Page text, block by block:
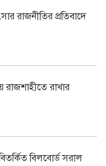
রাজনীতির প্রতিবাদে
রাজশাহীতে রাখার
বিলবোর্ড সরাল